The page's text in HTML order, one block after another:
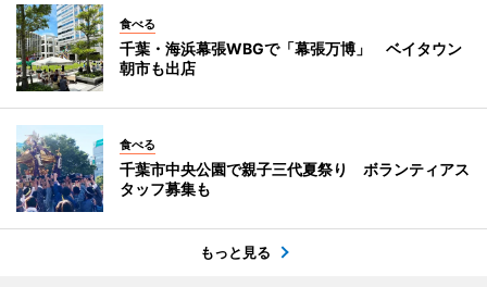
食べる
千葉・海浜幕張WBGで「幕張万博」 ベイタウン
朝市も出店
食べる
千葉市中央公園で親子三代夏祭り ボランティアス
タッフ募集も
もっと見る